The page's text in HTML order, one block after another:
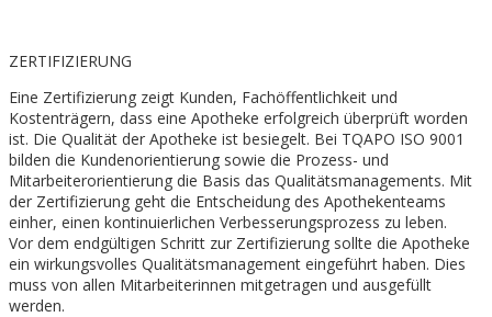
ZERTIFIZIERUNG
Eine Zertifizierung zeigt Kunden, Fachöffentlichkeit und
Kostenträgern, dass eine Apotheke erfolgreich überprüft worden
ist. Die Qualität der Apotheke ist besiegelt. Bei TQAPO ISO 9001
bilden die Kundenorientierung sowie die Prozess- und
Mitarbeiterorientierung die Basis das Qualitätsmanagements. Mit
der Zertifizierung geht die Entscheidung des Apothekenteams
einher, einen kontinuierlichen Verbesserungsprozess zu leben.
Vor dem endgültigen Schritt zur Zertifizierung sollte die Apotheke
ein wirkungsvolles Qualitätsmanagement eingeführt haben. Dies
muss von allen Mitarbeiterinnen mitgetragen und ausgefüllt
werden.